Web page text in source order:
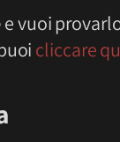
e vuoi
cliccare